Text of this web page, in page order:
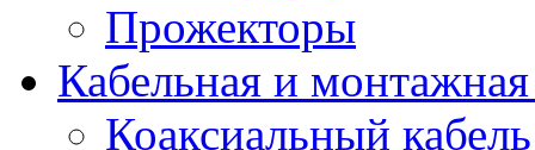
Прожекторы
Кабельная и
Коаксиальный кабель